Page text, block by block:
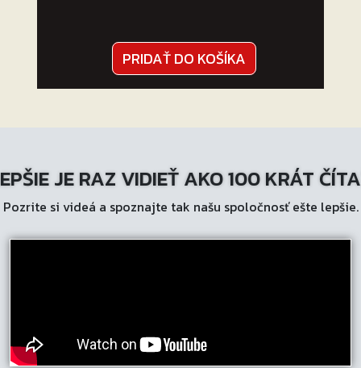
PRIDAŤ DO KOŠÍKA
JE RAZ VIDIEŤ AKO 100 KRÁT
Pozrite si videá a spoznajte tak našu spoločnosť ešte lepšie.